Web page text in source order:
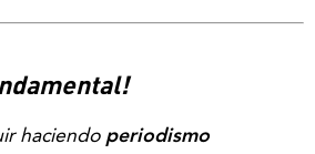
haciendo periodismo